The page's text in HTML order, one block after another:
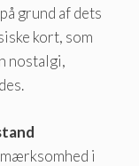
grund af dets
kort, som
nostalgi,
i